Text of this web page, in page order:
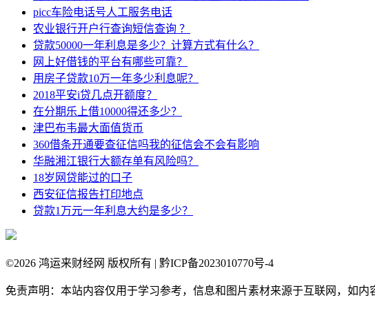
picc车险电话号人工服务电话
农业银行开户行查询短信查询 ？
贷款50000一年利息是多少？计算方式有什么？
网上好借钱的平台有哪些可靠？
用房子贷款10万一年多少利息呢？
2018平安i贷几点开额度？
在分期乐上借10000得还多少？
津巴布韦最大面值货币
360借条开通要查征信吗我的征信会不会有影响
华融湘江银行大额存单有风险吗？
18岁网贷能过的口子
西安征信报告打印地点
贷款1万元一年利息大约是多少？
©2026 鸿运来财经网 版权所有 | 黔ICP备2023010770号-4
免责声明：本站内容仅用于学习参考，信息和图片素材来源于互联网，如